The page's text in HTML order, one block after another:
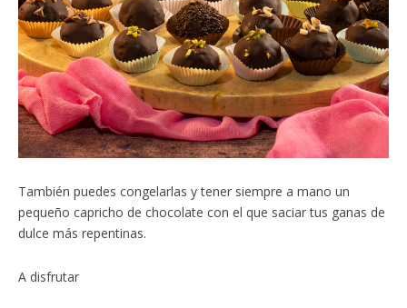
También puedes congelarlas y tener siempre a mano un
pequeño capricho de chocolate con el que saciar tus ganas de
dulce más repentinas.
A disfrutar